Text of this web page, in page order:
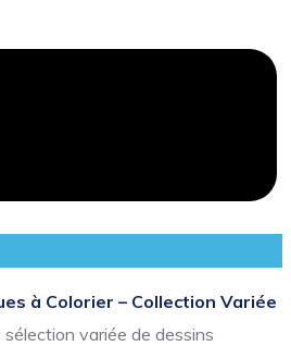
à Colorier – Collection Variée
sélection variée de dessins